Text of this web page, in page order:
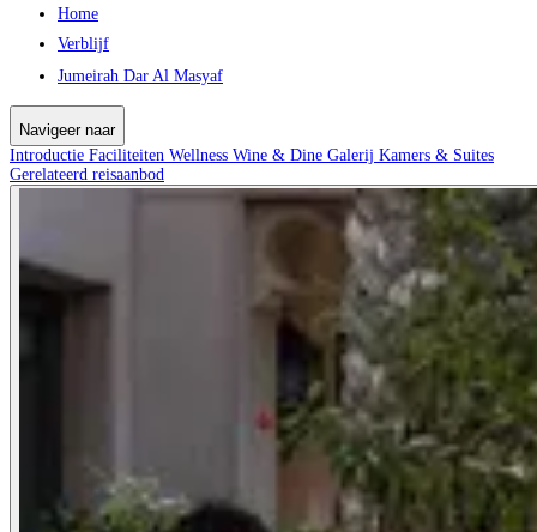
Home
Verblijf
Jumeirah Dar Al Masyaf
Navigeer naar
Introductie Faciliteiten Wellness Wine & Dine Galerij Kamers & Suites
Gerelateerd reisaanbod